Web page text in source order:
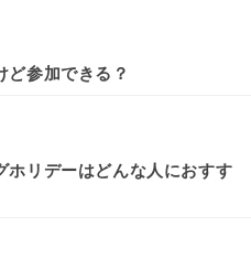
ど参加できる？
ホリデーはどんな人におすす